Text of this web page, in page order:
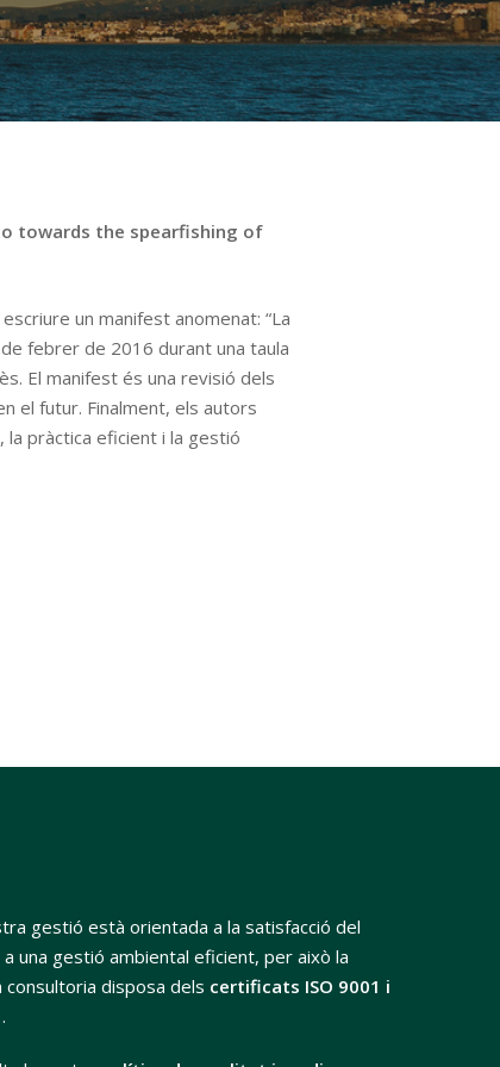
towards the spearfishing of
un manifest anomenat: “La
febrer de 2016 durant una taula
El manifest és una revisió dels
el futur. Finalment, els autors
pràctica eficient i la gestió
gestió està orientada a la satisfacció del
a una gestió ambiental eficient, per això la
consultoria disposa dels certificats ISO 9001 i
.